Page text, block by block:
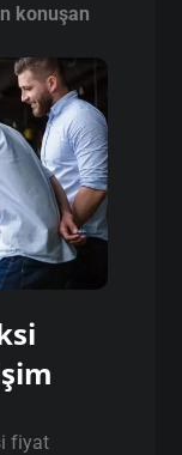
konuşan
fiyat